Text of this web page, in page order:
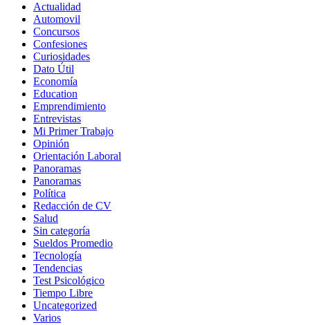
Actualidad
Automovil
Concursos
Confesiones
Curiosidades
Dato Útil
Economía
Education
Emprendimiento
Entrevistas
Mi Primer Trabajo
Opinión
Orientación Laboral
Panoramas
Panoramas
Política
Redacción de CV
Salud
Sin categoría
Sueldos Promedio
Tecnología
Tendencias
Test Psicológico
Tiempo Libre
Uncategorized
Varios